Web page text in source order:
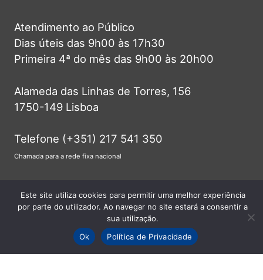
Atendimento ao Público
Dias úteis das 9h00 às 17h30
Primeira 4ª do mês das 9h00 às 20h00
Alameda das Linhas de Torres, 156
1750-149 Lisboa
Telefone (+351) 217 541 350
Chamada para a rede fixa nacional
© 2026 Junta de Freguesia do Lumiar -
Todos os direitos reservados.
Este site utiliza cookies para permitir uma melhor experiência
por parte do utilizador. Ao navegar no site estará a consentir a
sua utilização.
Ok
Política de Privacidade